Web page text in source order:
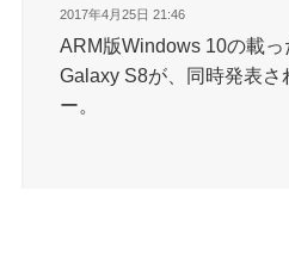
2017年4月25日 21:46
ARM版Windows 10の載っ
Galaxy S8が、同時発表
ー。